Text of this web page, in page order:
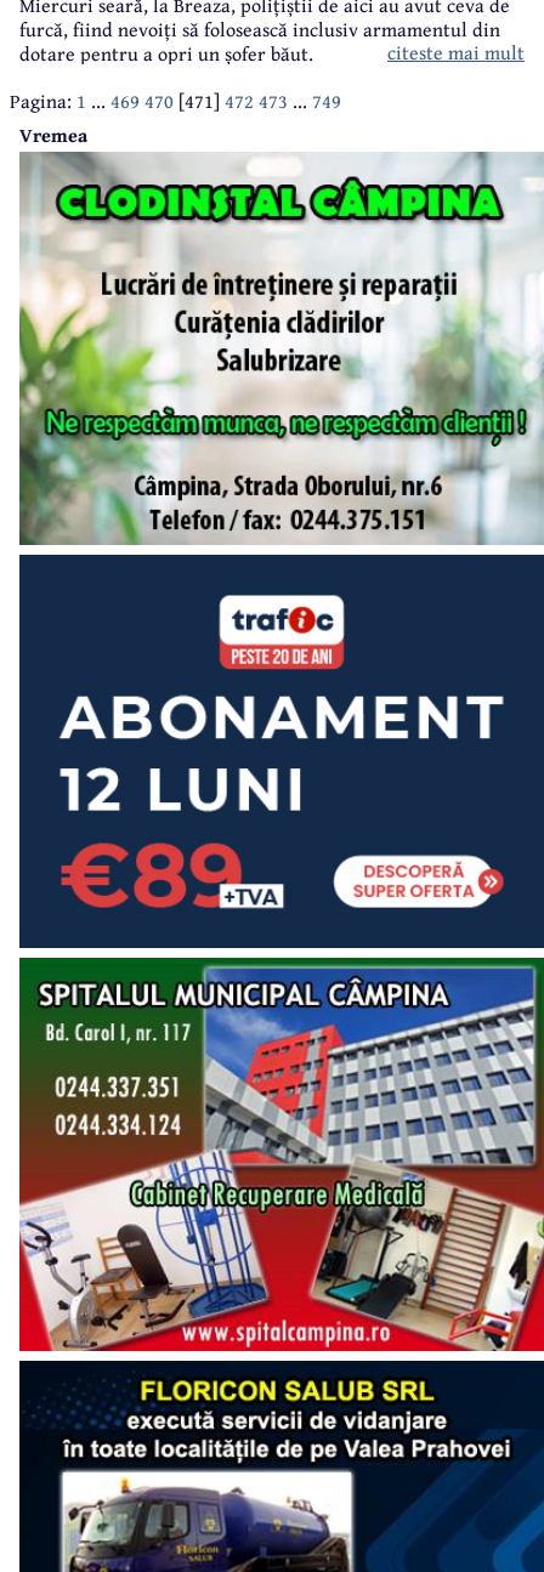
furcă, fiind nevoiți să folosească inclusiv armamentul din
dotare pentru a opri un șofer băut.
citeste mai mult
Pagina: 1 ... 469 470 [471] 472 473 ... 749
Vremea